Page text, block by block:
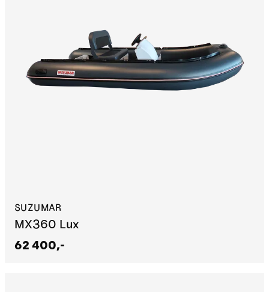
SUZUMAR
MX360 Lux
62 400,-